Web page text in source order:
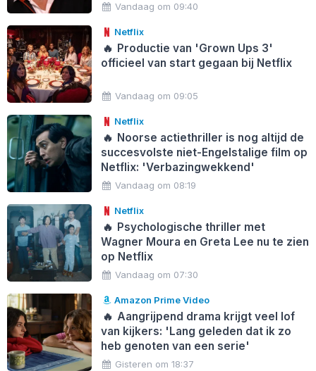
Vandaag om 09:40
Netflix
🔥 Productie van 'Grown Ups 3'
officieel van start gegaan bij Netflix
Vandaag om 09:05
Netflix
🔥 Noorse actiethriller is nog altijd de
succesvolste niet-Engelstalige film op
Netflix: 'Verbazingwekkend'
Vandaag om 08:19
Netflix
🔥 Psychologische thriller met
Wagner Moura en Greta Lee nu te zien
op Netflix
Vandaag om 07:30
Amazon Prime Video
🔥 Aangrijpend drama krijgt veel lof
van kijkers: 'Lang geleden dat ik zo
heb genoten van een serie'
Gisteren om 18:37